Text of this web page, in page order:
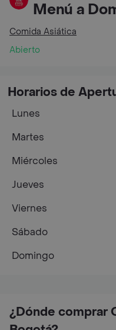
Menú a
Comida Asiática
Abierto
¿Dónde comprar
Horarios de
Lunes
Martes
Miércoles
Jueves
Viernes
Sábado
Domingo